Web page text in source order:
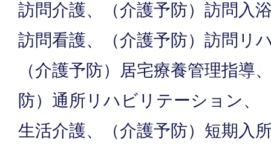
訪問介護、（介護予防）訪問入
訪問看護、（介護予防）訪問リ
（介護予防）居宅療養管理指導
防）通所リハビリテーション、
生活介護、（介護予防）短期入